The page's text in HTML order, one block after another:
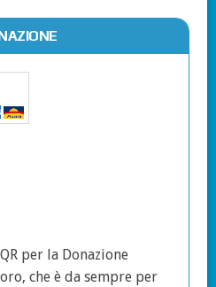
per la Donazione
che è da sempre per